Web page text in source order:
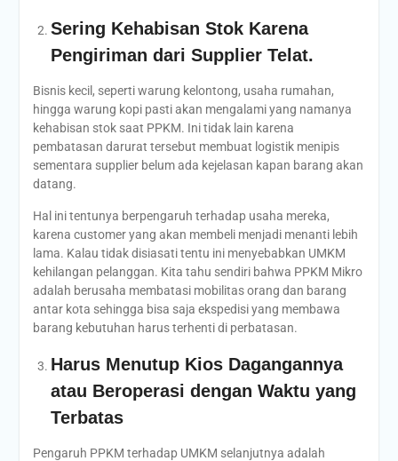
Sering Kehabisan Stok Karena
Pengiriman dari Supplier Telat.
Bisnis kecil, seperti warung kelontong, usaha rumahan,
hingga warung kopi pasti akan mengalami yang namanya
kehabisan stok saat PPKM. Ini tidak lain karena
pembatasan darurat tersebut membuat logistik menipis
sementara supplier belum ada kejelasan kapan barang akan
datang.
Hal ini tentunya berpengaruh terhadap usaha mereka,
karena customer yang akan membeli menjadi menanti lebih
lama. Kalau tidak disiasati tentu ini menyebabkan UMKM
kehilangan pelanggan. Kita tahu sendiri bahwa PPKM Mikro
adalah berusaha membatasi mobilitas orang dan barang
antar kota sehingga bisa saja ekspedisi yang membawa
barang kebutuhan harus terhenti di perbatasan.
Harus Menutup Kios Dagangannya
atau Beroperasi dengan Waktu yang
Terbatas
Pengaruh PPKM terhadap UMKM selanjutnya adalah